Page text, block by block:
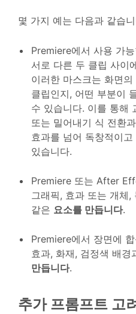
몇 가지 예는 다음과 같습
Premiere에서 사용 가
서로 다른 두 클립 사이
이러한 마스크는 화면
클립인지, 어떤 부분이
수 있습니다. 이를 통해
또는 밀어내기 식 전환
효과를 넘어 독창적이
있습니다.
Premiere 또는 After
그래픽, 효과 또는 개체
같은 요소를 만듭니다.
Premiere에서 장면에
효과, 화재, 검정색 배경
만듭니다.
추가 프롬프트 고